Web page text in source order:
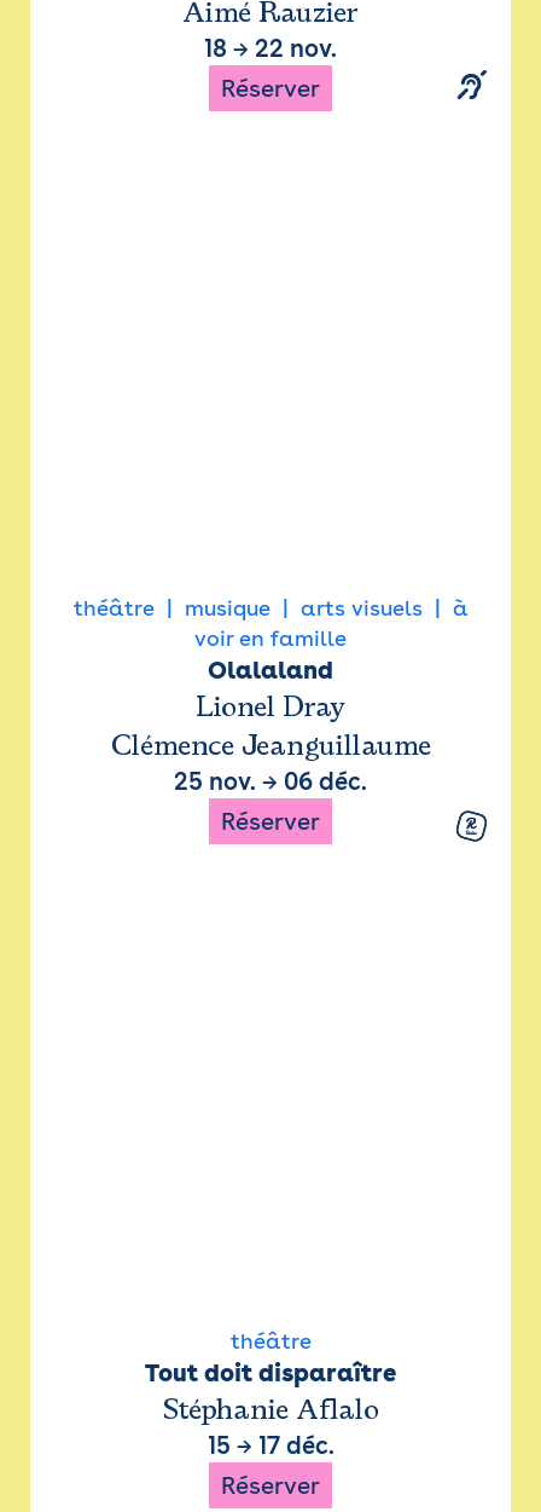
Aimé Rauzier
18 → 22 nov.
Réserver
théâtre musique arts visuels
à
voir en famille
Olalaland
Lionel Dray
Clémence Jeanguillaume
25 nov. → 06 déc.
Réserver
théâtre
Tout doit disparaître
Stéphanie Aflalo
15 → 17 déc.
Réserver